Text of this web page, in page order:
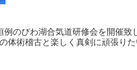
のびわ湖合気道研修会を開催致
体術稽古と楽しく真剣に頑張り